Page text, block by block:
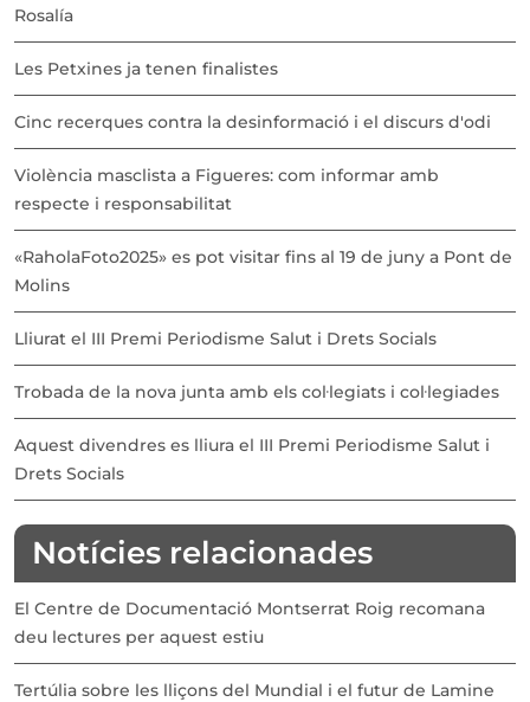
Rosalía
Les Petxines ja tenen finalistes
Cinc recerques contra la desinformació i el discurs d'odi
Violència masclista a Figueres: com informar amb
respecte i responsabilitat
«RaholaFoto2025» es pot visitar fins al 19 de juny a Pont de
Molins
Lliurat el III Premi Periodisme Salut i Drets Socials
Trobada de la nova junta amb els col·legiats i col·legiades
Aquest divendres es lliura el III Premi Periodisme Salut i
Drets Socials
Notícies relacionades
El Centre de Documentació Montserrat Roig recomana
deu lectures per aquest estiu
Tertúlia sobre les lliçons del Mundial i el futur de Lamine